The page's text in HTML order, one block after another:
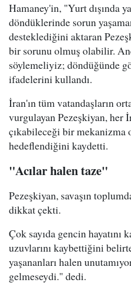
Hamaney'in, "Yurt dışında
döndüklerinde sorun
desteklediğini aktaran
bir sorunu olmuş olabilir.
söylemeliyiz; döndüğünde
ifadelerini kullandı.
İran'ın tüm vatandaşların
vurgulayan Pezeşkiyan, her
çıkabileceği bir mekanizma
hedeflendiğini kaydetti.
"Acılar halen taze"
Pezeşkiyan, savaşın
dikkat çekti.
Çok sayıda gencin hayatını
uzuvlarını kaybettiğini
yaşananları halen
gelmeseydi." dedi.